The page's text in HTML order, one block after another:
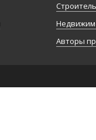
Авторы